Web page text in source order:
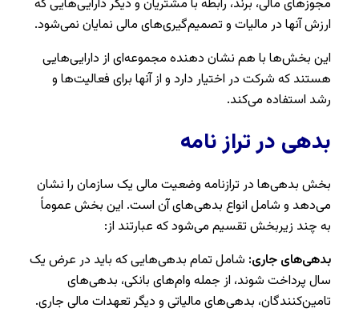
مجوزهای مالی، برند، رابطه با مشتریان و دیگر دارایی‌هایی که
ارزش آنها در مالیات و تصمیم‌گیری‌های مالی نمایان نمی‌شود.
این بخش‌ها با هم نشان دهنده مجموعه‌ای از دارایی‌هایی
هستند که شرکت در اختیار دارد و از آنها برای فعالیت‌ها و
رشد استفاده می‌کند.
بدهی در تراز نامه
بخش بدهی‌ها در ترازنامه وضعیت مالی یک سازمان را نشان
می‌دهد و شامل انواع بدهی‌های آن است. این بخش عموماً
به چند زیربخش تقسیم می‌شود که عبارتند از:
بدهی‌های جاری: شامل تمام بدهی‌هایی که باید در عرض یک
سال پرداخت شوند، از جمله وام‌های بانکی، بدهی‌های
تامین‌کنندگان، بدهی‌های مالیاتی و دیگر تعهدات مالی جاری.